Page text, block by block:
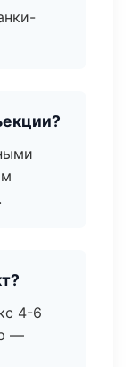
4-6
—